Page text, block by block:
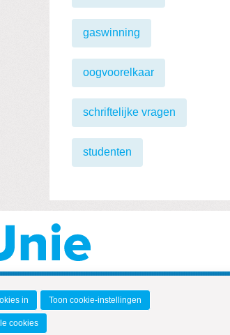
gaswinning
oogvoorelkaar
schriftelijke vragen
studenten
in Toon cookie-instellingen
cookies